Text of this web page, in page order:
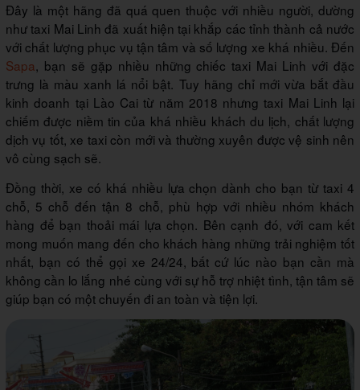
Đây là một hãng đã quá quen thuộc với nhiều người, dường
như taxi Mai Linh đã xuất hiện tại khắp các tỉnh thành cả nước
với chất lượng phục vụ tận tâm và số lượng xe khá nhiều. Đến
Sapa, bạn sẽ gặp nhiều những chiếc taxi Mai Linh với đặc
trưng là màu xanh lá nổi bật. Tuy hãng chỉ mới vừa bắt đầu
kinh doanh tại Lào Cai từ năm 2018 nhưng taxi Mai Linh lại
chiếm được niềm tin của khá nhiều khách du lịch, chất lượng
dịch vụ tốt, xe taxi còn mới và thường xuyên được vệ sinh nên
vô cùng sạch sẽ.
Đồng thời, xe có khá nhiều lựa chọn dành cho bạn từ taxi 4
chỗ, 5 chỗ đến tận 8 chỗ, phù hợp với nhiều nhóm khách
hàng để bạn thoải mái lựa chọn. Bên cạnh đó, với cam kết
mong muốn mang đến cho khách hàng những trải nghiệm tốt
nhất, bạn có thể gọi xe 24/24, bất cứ lúc nào bạn cần mà
không cần lo lắng nhé cùng với sự hỗ trợ nhiệt tình, tận tâm sẽ
giúp bạn có một chuyến đi an toàn và tiện lợi.